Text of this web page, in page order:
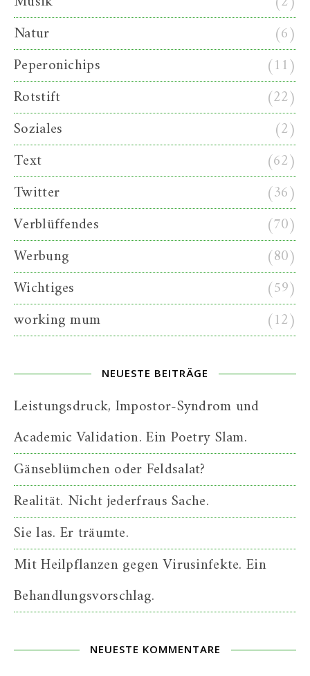
Natur
(6)
Peperonichips
(11)
Rotstift
(22)
Soziales
(2)
Text
(62)
Twitter
(36)
Verblüffendes
(70)
Werbung
(80)
Wichtiges
(59)
working mum
(12)
NEUESTE BEITRÄGE
Leistungsdruck, Impostor-Syndrom und
Academic Validation. Ein Poetry Slam.
Gänseblümchen oder Feldsalat?
Realität. Nicht jederfraus Sache.
Sie las. Er träumte.
Mit Heilpflanzen gegen Virusinfekte. Ein
Behandlungsvorschlag.
NEUESTE KOMMENTARE